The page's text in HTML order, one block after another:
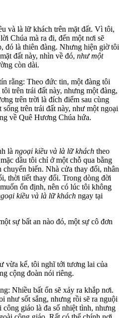
và là lữ khách trên mặt đất. Vì tôi,
Chúa mà ra đi, đến một nơi sẽ
đó là thiên đàng. Nhưng hiện giờ tôi
đất này, nhìn về đó, như một
còn dài.
rằng: Theo đức tin, một đàng tôi
trên trái đất này, nhưng một đàng,
trên trời là đích điểm sau cùng
trên trái đất này, như một ngoại
về Quê Hương Chúa hứa.
là ngoại kiều và là lữ khách theo
dầu tôi chỉ ở một chỗ qua bằng
biến. Nhà cửa thay đổi, nhân
thời tiết thay đổi. Trong dòng đời
ổn định, nên có lúc tôi không
kiều và là lữ khách ngay tại
sự bất an nào đó, một sự cô đơn
vừa kể, tôi nghĩ tới tương lai của
cộng đoàn nói riêng.
Nhiều bất ổn sẽ xảy ra khắp nơi.
như sốt sắng, nhưng rồi sẽ ra nguội
giáo là đa số nhiệt tình, nhưng